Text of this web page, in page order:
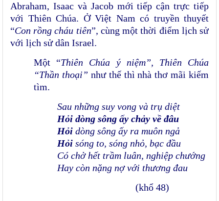
Abraham, Isaac và Jacob mới tiếp cận trực tiếp
với Thiên Chúa. Ở Việt Nam có truyền thuyết
“Con rồng cháu tiên”, cùng một thời điểm lịch sử
với lịch sử dân Israel.
Một “Thiên Chúa ý niệm”, Thiên Chúa
“Thần thoại” như thế thì nhà thơ mãi kiếm
tìm.
Sau những suy vong và trụ diệt
Hỏi dòng sông ấy chảy về đâu
Hỏi dòng sông ấy ra muôn ngả
Hỏi sóng to, sóng nhỏ, bạc đầu
Có chở hết trầm luân, nghiệp chướng
Hay còn nặng nợ với thương đau
(khổ 48)